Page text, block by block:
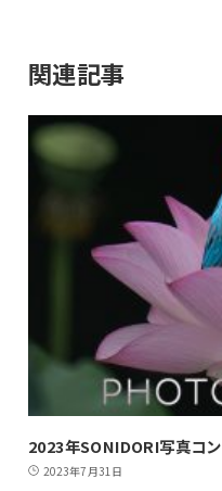
関連記事
2023年SONIDORI写真コ
2023年7月31日